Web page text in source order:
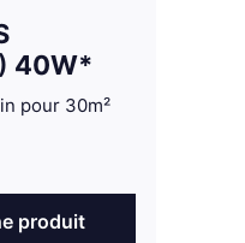
40W*
pour 30m²
produit